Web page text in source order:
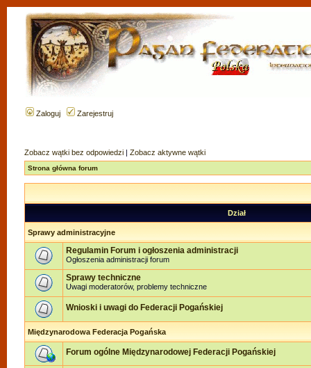
Zaloguj Zarejestruj
Zobacz wątki bez odpowiedzi | Zobacz aktywne wątki
Strona główna forum
Dział
Sprawy administracyjne
Regulamin Forum i ogłoszenia administracji
Ogłoszenia administracji forum
Sprawy techniczne
Uwagi moderatorów, problemy techniczne
Wnioski i uwagi do Federacji Pogańskiej
Międzynarodowa Federacja Pogańska
Forum ogólne Międzynarodowej Federacji Pogańskiej